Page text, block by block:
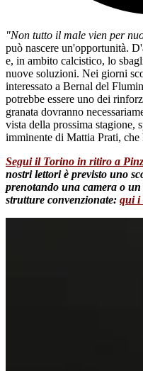
"Non tutto il male vien per
può nascere un'opportunità.
e, in ambito calcistico, lo
nuove soluzioni. Nei giorni
interessato a Bernal del
potrebbe essere uno dei
granata dovranno
vista della prossima stagione,
imminente di Mattia Prati, che
Segui il Torino in ritiro a
nostri lettori è previsto uno
prenotando una camera o
strutture convenzionate: qui i